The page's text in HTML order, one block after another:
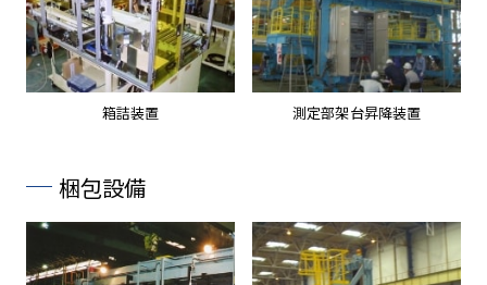
箱詰装置 測定部架台昇降装置
梱包設備